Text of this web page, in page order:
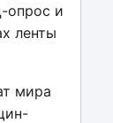
опрос и
ленты
мира